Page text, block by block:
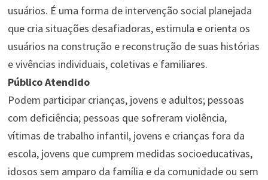
usuários. É uma forma de intervenção social planejada
que cria situações desafiadoras, estimula e orienta os
usuários na construção e reconstrução de suas histórias
e vivências individuais, coletivas e familiares.
Público Atendido
Podem participar crianças, jovens e adultos; pessoas
com deficiência; pessoas que sofreram violência,
vítimas de trabalho infantil, jovens e crianças fora da
escola, jovens que cumprem medidas socioeducativas,
idosos sem amparo da família e da comunidade ou sem